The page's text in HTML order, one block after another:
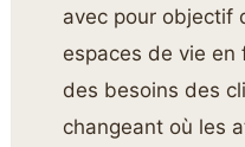
avec pour objectif
espaces de vie
des besoins des
changeant où les